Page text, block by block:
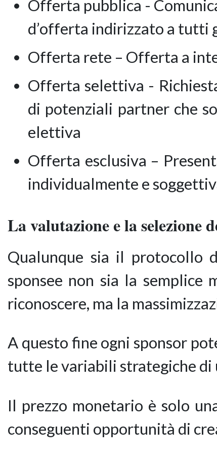
Offerta pubblica -
d’offerta indirizzato a tutti
Offerta rete – Offerta a
Offerta selettiva -
di potenziali partner che
elettiva
Offerta esclusiva –
individualmente e
La valutazione e la selezione
Qualunque sia il protocollo
sponsee non sia la semplice
riconoscere, ma la
A questo fine ogni sponsor
tutte le variabili strategiche di
Il prezzo monetario è solo
conseguenti opportunità di